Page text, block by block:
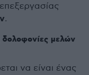
.
δολοφονίες μελών
να είναι ένας